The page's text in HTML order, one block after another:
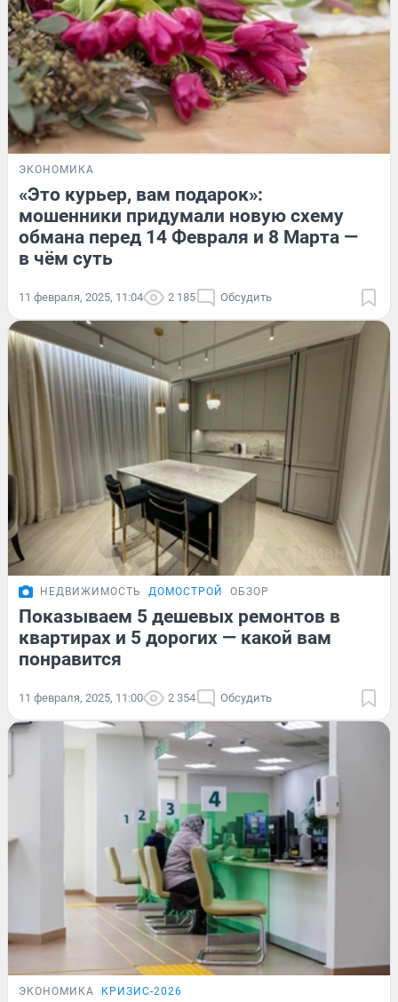
ЭКОНОМИКА
«Это курьер, вам подарок»:
мошенники придумали новую схему
обмана перед 14 Февраля и 8 Марта —
в чём суть
11 февраля, 2025, 11:04 2 185 Обсудить
НЕДВИЖИМОСТЬ ДОМОСТРОЙ ОБЗОР
Показываем 5 дешевых ремонтов в
квартирах и 5 дорогих — какой вам
понравится
11 февраля, 2025, 11:00 2 354 Обсудить
ЭКОНОМИКА КРИЗИС-2026